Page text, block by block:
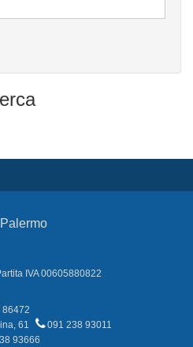
IVA 00605880822
86472
61
091 238 93011
93666